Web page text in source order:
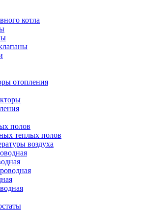
котла
отопления
полов
теплых полов
воздуха